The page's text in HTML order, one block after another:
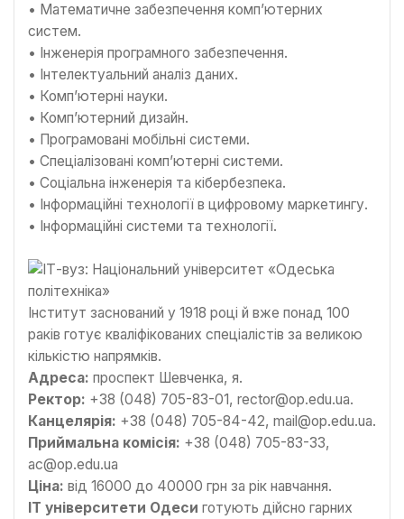
• Математичне забезпечення комп’ютерних
систем.
• Інженерія програмного забезпечення.
• Інтелектуальний аналіз даних.
• Комп’ютерні науки.
• Комп’ютерний дизайн.
• Програмовані мобільні системи.
• Спеціалізовані комп’ютерні системи.
• Соціальна інженерія та кібербезпека.
• Інформаційні технології в цифровому маркетингу.
• Інформаційні системи та технології.
Інститут заснований у 1918 році й вже понад 100
раків готує кваліфікованих спеціалістів за великою
кількістю напрямків.
Адреса: проспект Шевченка, я.
Ректор: +38 (048) 705-83-01, rector@op.edu.ua.
Канцелярія: +38 (048) 705-84-42, mail@op.edu.ua.
Приймальна комісія: +38 (048) 705-83-33,
ac@op.edu.ua
Ціна: від 16000 до 40000 грн за рік навчання.
IT університети Одеси готують дійсно гарних